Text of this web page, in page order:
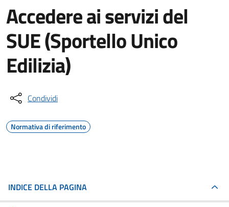
Accedere ai servizi del
SUE (Sportello Unico
Edilizia)
Condividi
Normativa di riferimento
INDICE DELLA PAGINA